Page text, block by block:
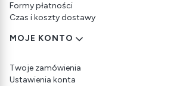
Formy płatności
Czas i koszty dostawy
MOJE KONTO
Twoje zamówienia
Ustawienia konta